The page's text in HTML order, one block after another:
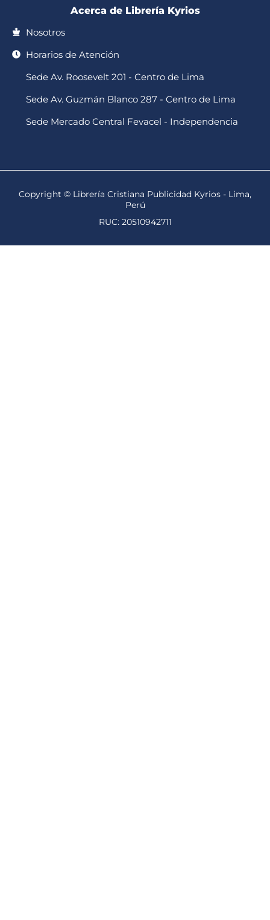
Acerca de Librería Kyrios
Nosotros
Horarios de Atención
Sede Av. Roosevelt 201 - Centro de Lima
Sede Av. Guzmán Blanco 287 - Centro de Lima
Sede Mercado Central Fevacel - Independencia
Copyright © Librería Cristiana Publicidad Kyrios - Lima,
Perú
RUC: 20510942711